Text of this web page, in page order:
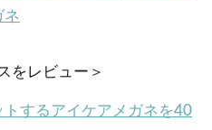
ネ
をレビュー＞
するアイケアメガネを40